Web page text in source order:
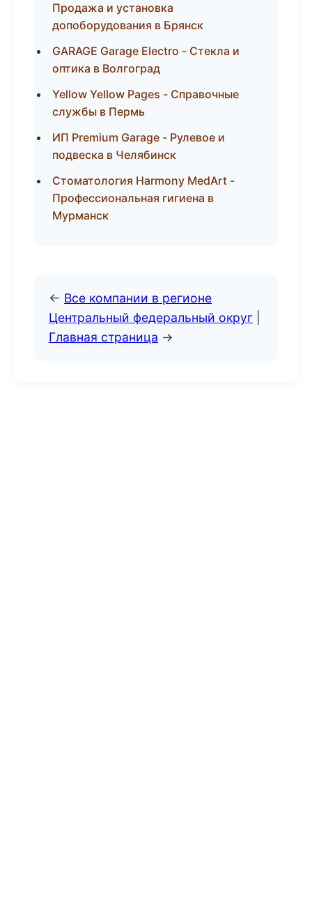
Продажа и установка
допоборудования в Брянск
GARAGE Garage Electro - Стекла и
оптика в Волгоград
Yellow Yellow Pages - Справочные
службы в Пермь
ИП Premium Garage - Рулевое и
подвеска в Челябинск
Стоматология Harmony MedArt -
Профессиональная гигиена в
Мурманск
← Все компании в регионе
Центральный федеральный округ
Главная страница →